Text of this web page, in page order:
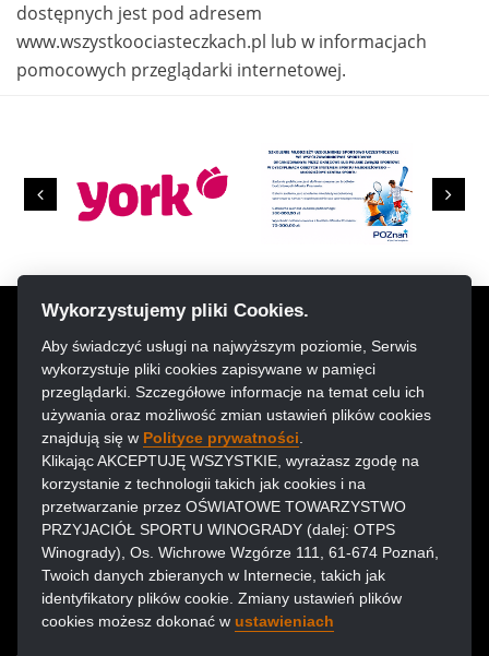
dostępnych jest pod adresem
www.wszystkoociasteczkach.pl lub w informacjach
pomocowych przeglądarki internetowej.
Previous Next
DZIAŁALNOŚĆ KLUBU JEST DOFINANSOWANA Z URZĘDU MIASTA POZNANIA
Wykorzystujemy pliki Cookies.
Aby świadczyć usługi na najwyższym poziomie, Serwis
wykorzystuje pliki cookies zapisywane w pamięci
przeglądarki. Szczegółowe informacje na temat celu ich
używania oraz możliwość zmian ustawień plików cookies
znajdują się w Polityce prywatności
Klikając AKCEPTUJĘ WSZYSTKIE, wyrażasz zgodę na
korzystanie z technologii takich jak cookies i na
przetwarzanie przez OŚWIATOWE TOWARZYSTWO
PRZYJACIÓŁ SPORTU WINOGRADY (dalej: OTPS
Winogrady), Os. Wichrowe Wzgórze 111, 61-674 Poznań,
Twoich danych zbieranych w Internecie, takich jak
identyfikatory plików cookie. Zmiany ustawień plików
cookies możesz dokonać w ustawieniach